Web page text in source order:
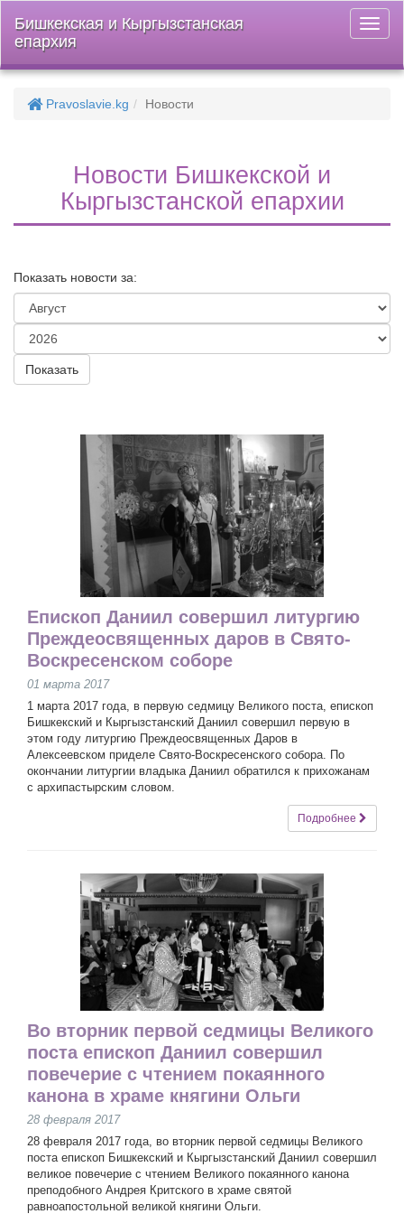
меню
Бишкекская и Кыргызстанская
епархия
Pravoslavie.kg Новости
Новости Бишкекской и
Кыргызстанской епархии
Показать новости за:
Епископ Даниил совершил литургию
Преждеосвященных даров в Свято-
Воскресенском соборе
01 марта 2017
1 марта 2017 года, в первую седмицу Великого поста, епископ
Бишкекский и Кыргызстанский Даниил совершил первую в
этом году литургию Преждеосвященных Даров в
Алексеевском приделе Свято-Воскресенского собора. По
окончании литургии владыка Даниил обратился к прихожанам
с архипастырским словом.
Подробнее
Во вторник первой седмицы Великого
поста епископ Даниил совершил
повечерие с чтением покаянного
канона в храме княгини Ольги
28 февраля 2017
28 февраля 2017 года, во вторник первой седмицы Великого
поста епископ Бишкекский и Кыргызстанский Даниил совершил
великое повечерие с чтением Великого покаянного канона
преподобного Андрея Критского в храме святой
равноапостольной великой княгини Ольги.